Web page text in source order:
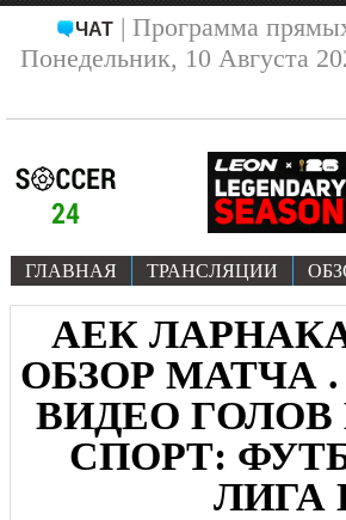
ЧАТ| Программа
Понедельник, 10 Августа
ГЛАВНАЯ ТРАНСЛЯЦИИ
АЕК
ОБЗОР МАТЧА .
ВИДЕО
СПОРТ:
ЛИГА